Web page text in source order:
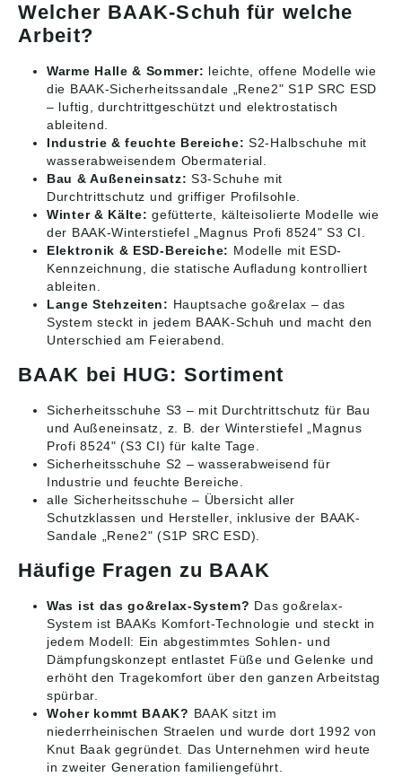
Welcher BAAK-Schuh für welche
Arbeit?
Warme Halle & Sommer: leichte, offene Modelle wie
die BAAK-Sicherheitssandale „Rene2" S1P SRC ESD
– luftig, durchtrittgeschützt und elektrostatisch
ableitend.
Industrie & feuchte Bereiche: S2-Halbschuhe mit
wasserabweisendem Obermaterial.
Bau & Außeneinsatz: S3-Schuhe mit
Durchtrittschutz und griffiger Profilsohle.
Winter & Kälte: gefütterte, kälteisolierte Modelle wie
der BAAK-Winterstiefel „Magnus Profi 8524" S3 CI.
Elektronik & ESD-Bereiche: Modelle mit ESD-
Kennzeichnung, die statische Aufladung kontrolliert
ableiten.
Lange Stehzeiten: Hauptsache go&relax – das
System steckt in jedem BAAK-Schuh und macht den
Unterschied am Feierabend.
BAAK bei HUG: Sortiment
Sicherheitsschuhe S3 – mit Durchtrittschutz für Bau
und Außeneinsatz, z. B. der Winterstiefel „Magnus
Profi 8524" (S3 CI) für kalte Tage.
Sicherheitsschuhe S2 – wasserabweisend für
Industrie und feuchte Bereiche.
alle Sicherheitsschuhe – Übersicht aller
Schutzklassen und Hersteller, inklusive der BAAK-
Sandale „Rene2" (S1P SRC ESD).
Häufige Fragen zu BAAK
Was ist das go&relax-System? Das go&relax-
System ist BAAKs Komfort-Technologie und steckt in
jedem Modell: Ein abgestimmtes Sohlen- und
Dämpfungskonzept entlastet Füße und Gelenke und
erhöht den Tragekomfort über den ganzen Arbeitstag
spürbar.
Woher kommt BAAK? BAAK sitzt im
niederrheinischen Straelen und wurde dort 1992 von
Knut Baak gegründet. Das Unternehmen wird heute
in zweiter Generation familiengeführt.